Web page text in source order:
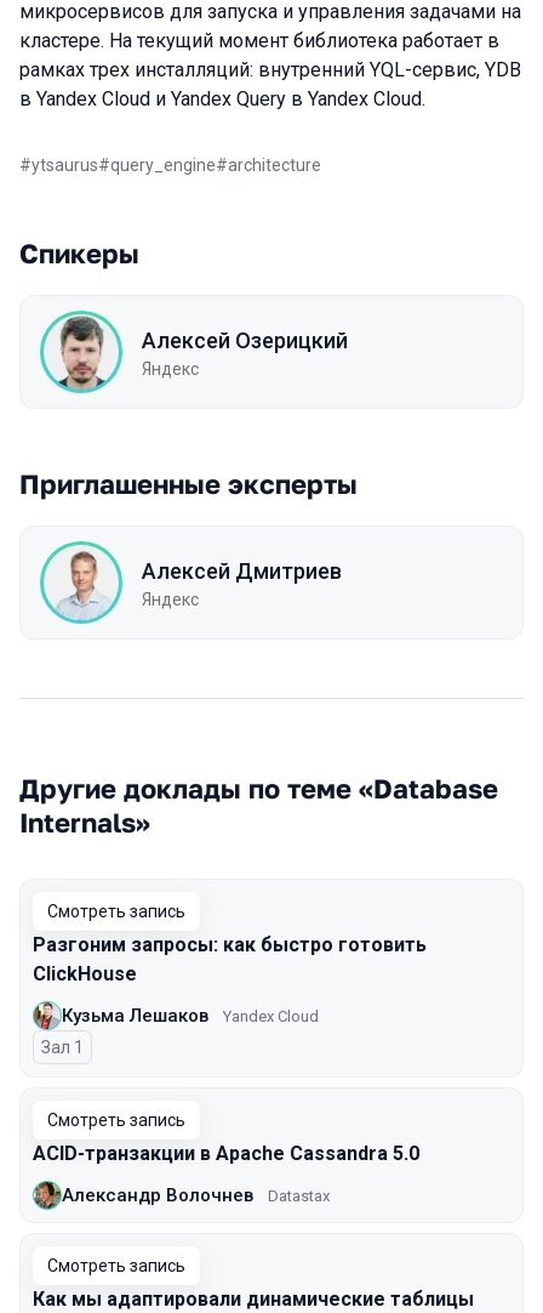
микросервисов для запуска и управления задачами на
кластере. На текущий момент библиотека работает в
рамках трех инсталляций: внутренний YQL-сервис, YDB
в Yandex Cloud и Yandex Query в Yandex Cloud.
#ytsaurus#query_engine#architecture
Спикеры
Алексей Озерицкий
Яндекс
Приглашенные эксперты
Алексей Дмитриев
Яндекс
Другие доклады по теме «Database
Internals»
Смотреть запись
Разгоним запросы: как быстро готовить
ClickHouse
Кузьма Лешаков Yandex Cloud
Зал 1
Смотреть запись
ACID-транзакции в Apache Cassandra 5.0
Александр Волочнев Datastax
Смотреть запись
Как мы адаптировали динамические таблицы